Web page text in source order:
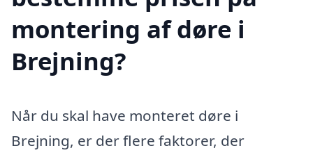
montering af døre i
Brejning?
Når du skal have monteret døre i
Brejning, er der flere faktorer, der